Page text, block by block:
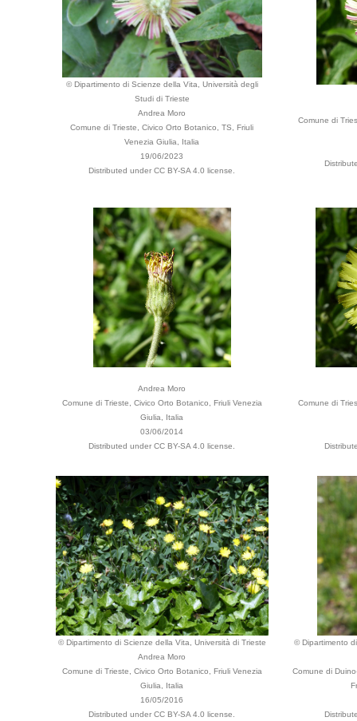
© Dipartimento di Scienze della Vita, Università degli
Studi di Trieste
Andrea Moro
Comune di Trieste, Civico Orto Botanico, TS, Friuli
Venezia Giulia, Italia
19/06/2023
Distributed under CC BY-SA 4.0 license.
Comune di
Andrea Moro
Comune di Trieste, Civico Orto Botanico, Friuli Venezia
Giulia, Italia
03/06/2014
Distributed under CC BY-SA 4.0 license.
Comune di
© Dipartimento di Scienze della Vita, Università di Trieste
Andrea Moro
Comune di Trieste, Civico Orto Botanico, Friuli Venezia
Giulia, Italia
16/05/2016
Distributed under CC BY-SA 4.0 license.
© Dipartimento
Comune di